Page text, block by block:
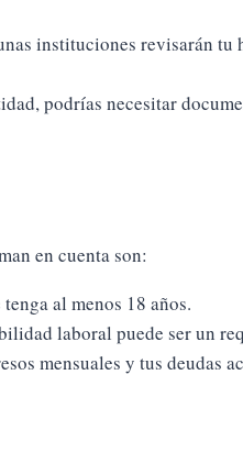
instituciones revisarán
podrías necesitar
en cuenta son:
al menos 18 años.
laboral puede ser un
mensuales y tus deudas